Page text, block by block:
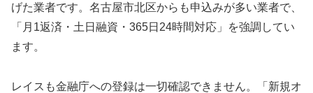
げた業者です。名古屋市北区からも申込みが多い業者で、
「月1返済・土日融資・365日24時間対応」を強調してい
ます。
レイスも金融庁への登録は一切確認できません。「新規オ